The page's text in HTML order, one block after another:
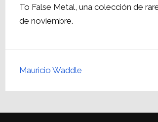
To False Metal, una colección de
de noviembre.
Mauricio Waddle